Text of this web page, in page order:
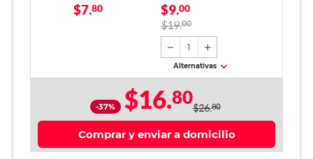
$7.80
Writech
$9.00
$19.00
1
Alternativas
-37% $16.80$26.80
Comprar y enviar a domicilio